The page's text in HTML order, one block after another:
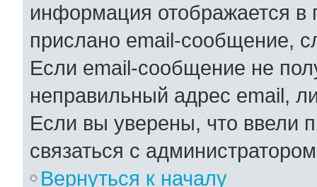
информация отображается в
прислано email-сообщение,
Если email-сообщение не
неправильный адрес email,
Если вы уверены, что ввели
связаться с
Вернуться к началу